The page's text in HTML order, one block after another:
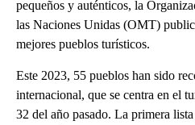
pequeños y auténticos, la
las Naciones Unidas (OMT)
mejores pueblos turísticos.
Este 2023, 55 pueblos han sido
internacional, que se centra en el
32 del año pasado. La primera